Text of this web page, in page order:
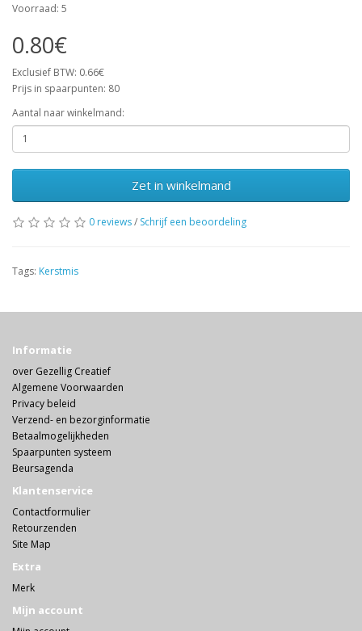
Voorraad: 5
0.80€
Exclusief BTW: 0.66€
Prijs in spaarpunten: 80
Aantal naar winkelmand:
Zet in winkelmand
0 reviews/ Schrijf een beoordeling
Tags: Kerstmis
Informatie
over Gezellig Creatief
Algemene Voorwaarden
Privacy beleid
Verzend- en bezorginformatie
Betaalmogelijkheden
Spaarpunten systeem
Beursagenda
Klantenservice
Contactformulier
Retourzenden
Site Map
Extra
Merk
Mijn account